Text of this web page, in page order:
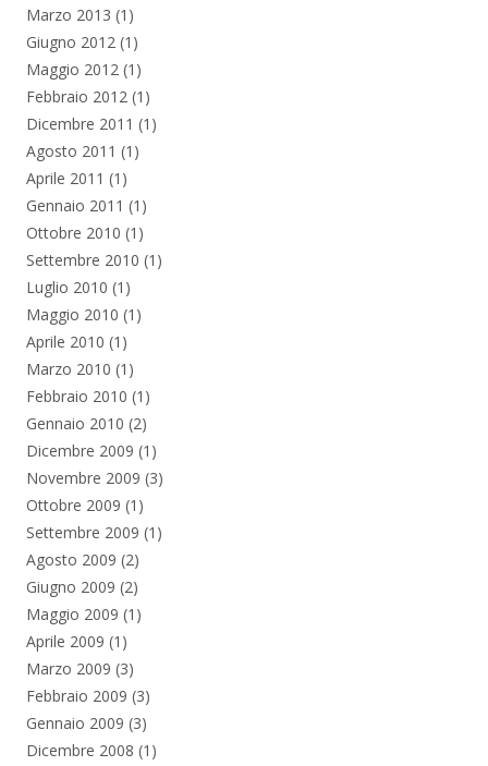
Marzo 2013 (1)
Giugno 2012 (1)
Maggio 2012 (1)
Febbraio 2012 (1)
Dicembre 2011 (1)
Agosto 2011 (1)
Aprile 2011 (1)
Gennaio 2011 (1)
Ottobre 2010 (1)
Settembre 2010 (1)
Luglio 2010 (1)
Maggio 2010 (1)
Aprile 2010 (1)
Marzo 2010 (1)
Febbraio 2010 (1)
Gennaio 2010 (2)
Dicembre 2009 (1)
Novembre 2009 (3)
Ottobre 2009 (1)
Settembre 2009 (1)
Agosto 2009 (2)
Giugno 2009 (2)
Maggio 2009 (1)
Aprile 2009 (1)
Marzo 2009 (3)
Febbraio 2009 (3)
Gennaio 2009 (3)
Dicembre 2008 (1)